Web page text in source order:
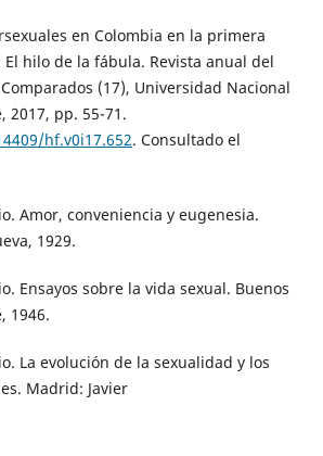
en Colombia en la primera
El hilo de la fábula. Revista anual del
(17), Universidad Nacional
2017, pp. 55-71.
hf.v0i17.652. Consultado el
Amor, conveniencia y eugenesia.
1929.
Ensayos sobre la vida sexual. Buenos
1946.
La evolución de la sexualidad y los
Madrid: Javier